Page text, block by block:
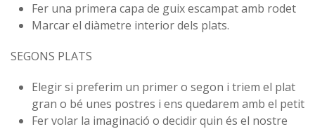
⁠Fer una primera capa de guix escampat amb rodet
⁠Marcar el diàmetre interior dels plats.
SEGONS PLATS
Elegir si preferim un primer o segon i triem el plat
gran o bé unes postres i ens quedarem amb el petit
⁠Fer volar la imaginació o decidir quin és el nostre